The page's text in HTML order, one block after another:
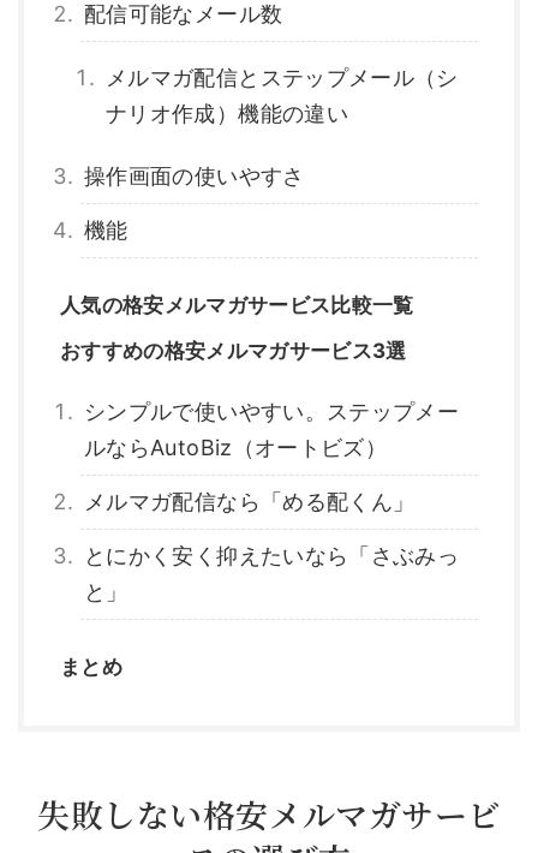
配信可能なメール数
メルマガ配信とステップメール（シ
ナリオ作成）機能の違い
操作画面の使いやすさ
機能
人気の格安メルマガサービス比較一覧
おすすめの格安メルマガサービス3選
シンプルで使いやすい。ステップメー
ルならAutoBiz（オートビズ）
メルマガ配信なら「める配くん」
とにかく安く抑えたいなら「さぶみっ
と」
まとめ
失敗しない格安メルマガサービ